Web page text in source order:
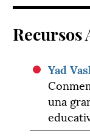
Recursos
Yad
una